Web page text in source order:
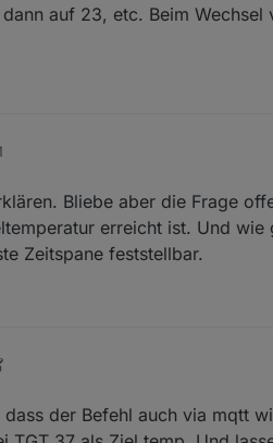
sich wieder abschalten, obwohl
auch unterschiedlich. Ich hab es
in die Queue einsetze. Aber das wäre
auf 23, etc. Beim
Bliebe aber die Frage
erreicht ist. Und wie
Zeitspane feststellbar.
3:36 PM
der Befehl auch via mqtt